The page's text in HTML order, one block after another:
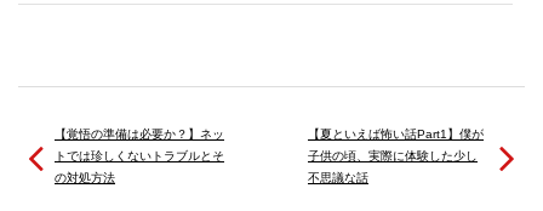
【覚悟の準備は必要か？】ネッ
トでは珍しくないトラブルとそ
の対処方法
【夏といえば怖い話Part1】僕が
子供の頃、実際に体験した少し
不思議な話